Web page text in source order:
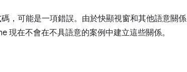
，可能是一項錯誤。由於快顯視窗和其他語意關係
現在不會在不具語意的案例中建立這些關係。